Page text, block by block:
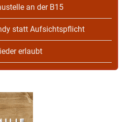
an der B15
statt Aufsichtspflicht
erlaubt